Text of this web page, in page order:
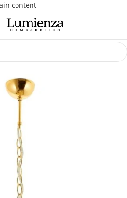
content
Fiyatına 3 Taksit Fırsatı